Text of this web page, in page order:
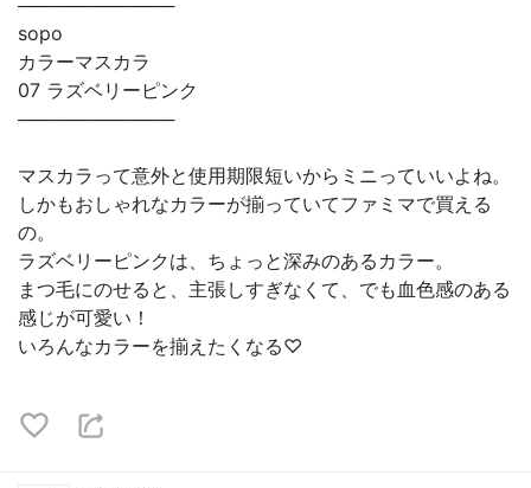
────────────
sopo
カラーマスカラ
07 ラズベリーピンク
────────────
マスカラって意外と使用期限短いからミニっていいよね。
しかもおしゃれなカラーが揃っていてファミマで買える
の。
ラズベリーピンクは、ちょっと深みのあるカラー。
まつ毛にのせると、主張しすぎなくて、でも血色感のある
感じが可愛い！
いろんなカラーを揃えたくなる♡